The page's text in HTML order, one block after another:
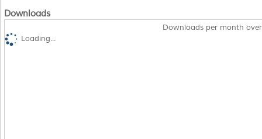
Downloads
Downloads per month
Loading...